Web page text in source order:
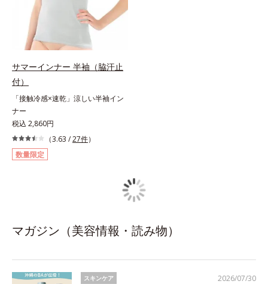
サマーインナー 半袖（脇汗止
付）
「接触冷感×速乾」涼しい半袖イン
ナー
税込 2,860円
（3.63 /27件）
数量限定
マガジン（美容情報・読み物）
スキンケア 2026/07/30